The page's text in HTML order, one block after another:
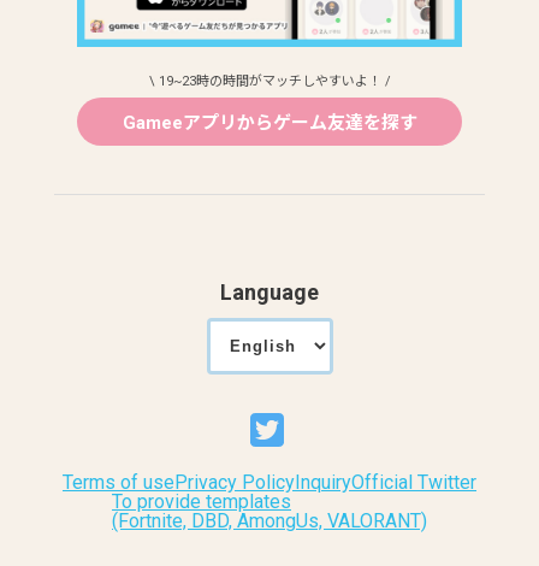
\ 19~23時の時間がマッチしやすいよ！ /
Gameeアプリからゲーム友達を探す
Language
Terms of usePrivacy Policy InquiryOfficial Twitter
To provide templates
(Fortnite, DBD, AmongUs, VALORANT)